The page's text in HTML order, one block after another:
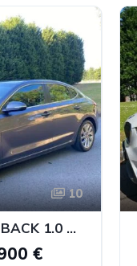
10
HYUNDAI I30 FASTBACK 1.0 TGDI KLASS
€